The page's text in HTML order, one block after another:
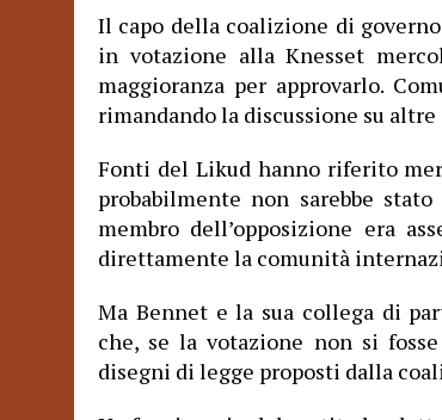
Il capo della coalizione di
in votazione alla Knesset
maggioranza per approvarlo.
rimandando la discussione su
Fonti del Likud hanno riferito
probabilmente non sarebbe
membro dell’opposizione era
direttamente la comunità
Ma Bennet e la sua collega di
che, se la votazione non si
disegni di legge proposti dalla